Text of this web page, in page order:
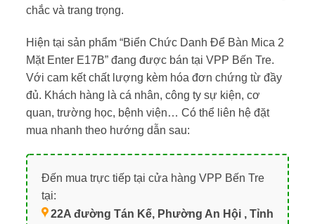
chắc và trang trọng.
Hiện tại sản phẩm “Biển Chức Danh Để Bàn Mica 2
Mặt Enter E17B” đang được bán tại VPP Bến Tre.
Với cam kết chất lượng kèm hóa đơn chứng từ đầy
đủ. Khách hàng là cá nhân, công ty sự kiện, cơ
quan, trường học, bệnh viện… Có thể liên hệ đặt
mua nhanh theo hướng dẫn sau:
Đến mua trực tiếp tại cửa hàng VPP Bến Tre
tại:
22A đường Tán Kế, Phường An Hội , Tỉnh